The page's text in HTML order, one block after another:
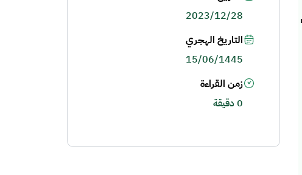
2023/12/28
التاريخ الهجري
15/06/1445
زمن القراءة
0 دقيقة